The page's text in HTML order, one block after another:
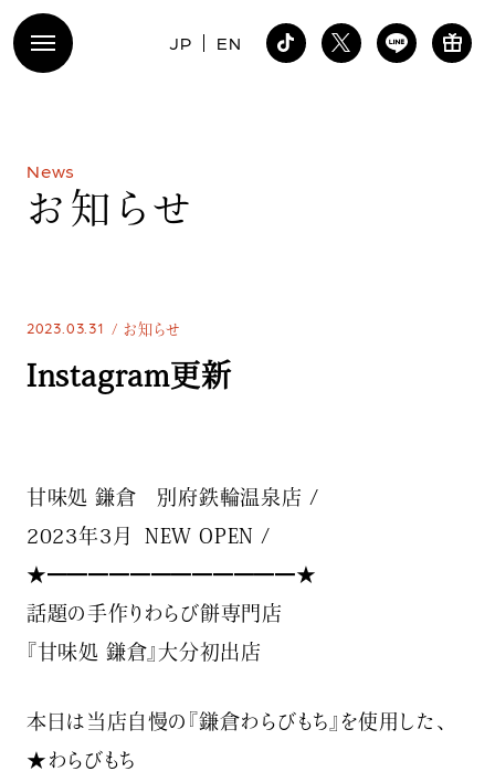
JP EN
News
お 知 ら せ
2023.03.31 お知らせ
Instagram更新
甘味処 鎌倉 別府鉄輪温泉店 /
2023年3月 ︎ NEW OPEN /
★━━━━━━━━━━━━★
話題の手作りわらび餅専門店
『甘味処 鎌倉』大分初出店
本日は当店自慢の『鎌倉わらびもち』を使用した、
★わらびもち